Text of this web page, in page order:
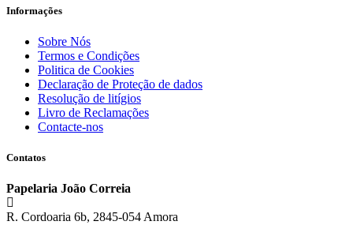
Informações
Sobre Nós
Termos e Condições
Politica de Cookies
Declaração de Proteção de dados
Resolução de litígios
Livro de Reclamações
Contacte-nos
Contatos
Papelaria João Correia
R. Cordoaria 6b, 2845-054 Amora